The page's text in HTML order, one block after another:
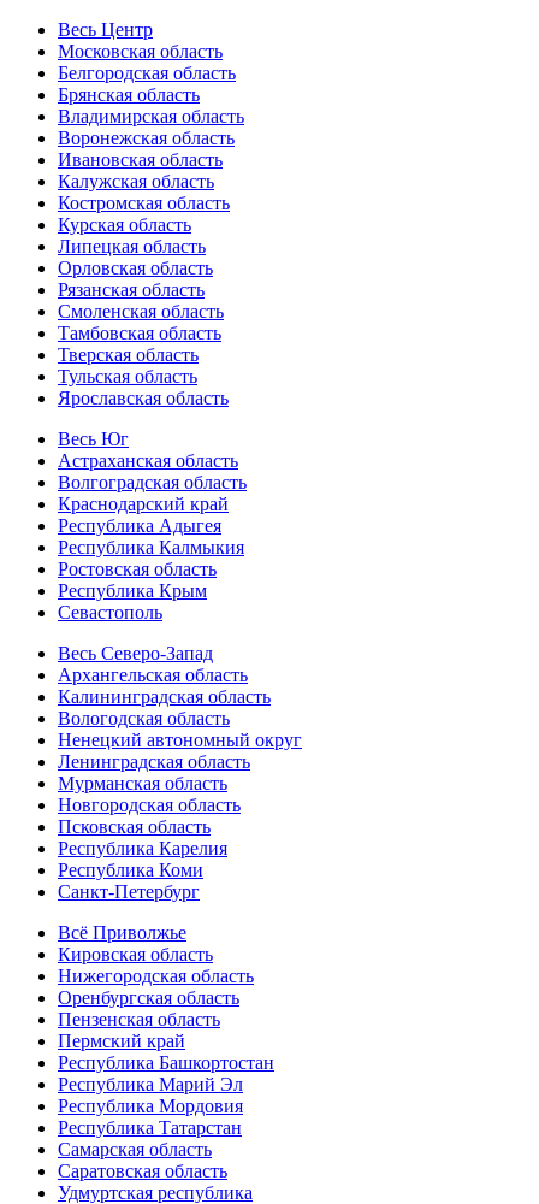
Весь Центр
Московская область
Белгородская область
Брянская область
Владимирская область
Воронежская область
Ивановская область
Калужская область
Костромская область
Курская область
Липецкая область
Орловская область
Рязанская область
Смоленская область
Тамбовская область
Тверская область
Тульская область
Ярославская область
Весь Юг
Астраханская область
Волгоградская область
Краснодарский край
Республика Адыгея
Республика Калмыкия
Ростовская область
Республика Крым
Севастополь
Весь Северо-Запад
Архангельская область
Калининградская область
Вологодская область
Ненецкий автономный округ
Ленинградская область
Мурманская область
Новгородская область
Псковская область
Республика Карелия
Республика Коми
Санкт-Петербург
Всё Приволжье
Кировская область
Нижегородская область
Оренбургская область
Пензенская область
Пермский край
Республика Башкортостан
Республика Марий Эл
Республика Мордовия
Республика Татарстан
Самарская область
Саратовская область
Удмуртская республика